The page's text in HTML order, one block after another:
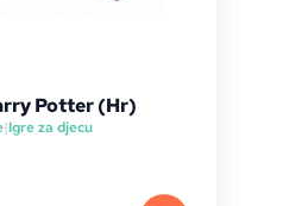
Potter (Hr)
|Igre za djecu